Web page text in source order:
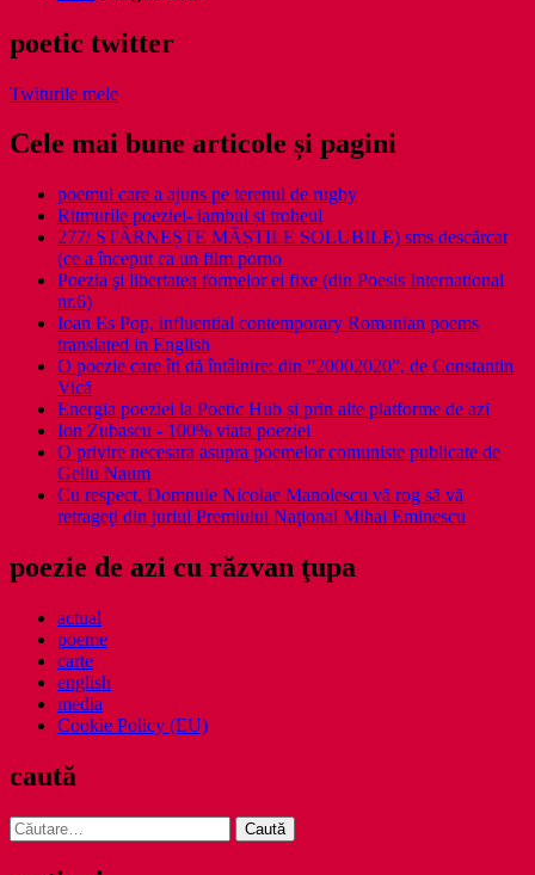
poetic twitter
Twiturile mele
Cele mai bune articole și pagini
poemul care a ajuns pe terenul de rugby
Ritmurile poeziei- iambul și troheul
277/ STÂRNEȘTE MĂȘTILE SOLUBILE) sms descărcat
(ce a început ca un film porno
Poezia şi libertatea formelor ei fixe (din Poesis International
nr.6)
Ioan Es Pop, influential contemporary Romanian poems
translated in English
O poezie care îți dă întâlnire: din ”20002020”, de Constantin
Vică
Energia poeziei la Poetic Hub și prin alte platforme de azi
Ion Zubascu - 100% viata poeziei
O privire necesara asupra poemelor comuniste publicate de
Gellu Naum
Cu respect, Domnule Nicolae Manolescu vă rog să vă
retrageţi din juriul Premiului Naţional Mihai Eminescu
poezie de azi cu răzvan ţupa
actual
poeme
carte
english
media
Cookie Policy (EU)
caută
Caută
după: